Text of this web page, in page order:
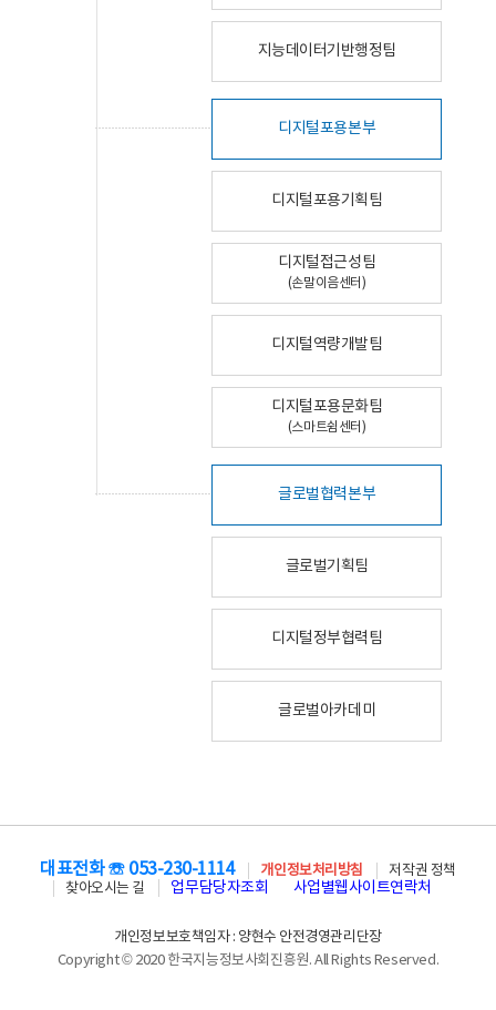
지능데이터기반행정팀
디지털포용본부
디지털포용기획팀
디지털접근성팀
(손말이음센터)
디지털역량개발팀
디지털포용문화팀
(스마트쉼센터)
글로벌협력본부
글로벌기획팀
디지털정부협력팀
글로벌아카데미
대표전화 ☏ 053-230-1114 개인정보처리방침
저작권 정책
찾아오시는 길
업무담당자조회 사업별웹사이트연락처
개인정보보호책임자 : 양현수 안전경영관리단장
Copyright © 2020 한국지능정보사회진흥원. All Rights Reserved.